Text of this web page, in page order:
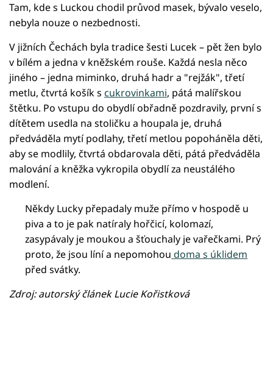
Tam, kde s Luckou chodil průvod masek, bývalo veselo,
nebyla nouze o nezbednosti.
V jižních Čechách byla tradice šesti Lucek – pět žen bylo
v bílém a jedna v kněžském rouše. Každá nesla něco
jiného – jedna miminko, druhá hadr a "rejžák", třetí
metlu, čtvrtá košík s cukrovinkami, pátá malířskou
štětku. Po vstupu do obydlí obřadně pozdravily, první s
dítětem usedla na stoličku a houpala je, druhá
předváděla mytí podlahy, třetí metlou popoháněla děti,
aby se modlily, čtvrtá obdarovala děti, pátá předváděla
malování a kněžka vykropila obydlí za neustálého
modlení.
Někdy Lucky přepadaly muže přímo v hospodě u
piva a to je pak natíraly hořčicí, kolomazí,
zasypávaly je moukou a šťouchaly je vařečkami. Prý
proto, že jsou líní a nepomohou doma s úklidem
před svátky.
Zdroj: autorský článek Lucie Kořistková